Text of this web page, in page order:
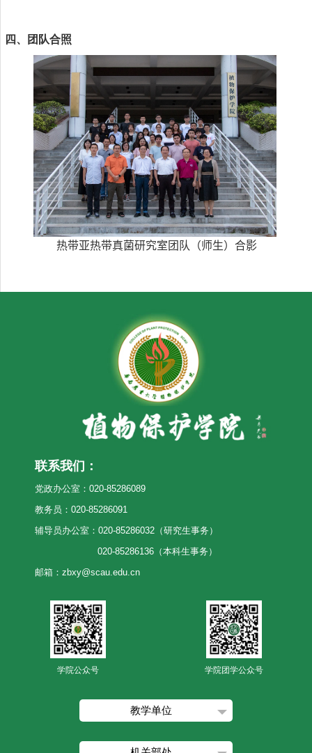
四、团队合照
热带亚热带真菌研究室 团队（师生）合影
联系我们：
党政办公室：020-85286089
教务员：020-85286091
辅导员办公室：020-85286032（研究生事务）
020-85286136（本科生事务）
邮箱：zbxy@scau.edu.cn
学院公众号 学院团学公众号
教学单位